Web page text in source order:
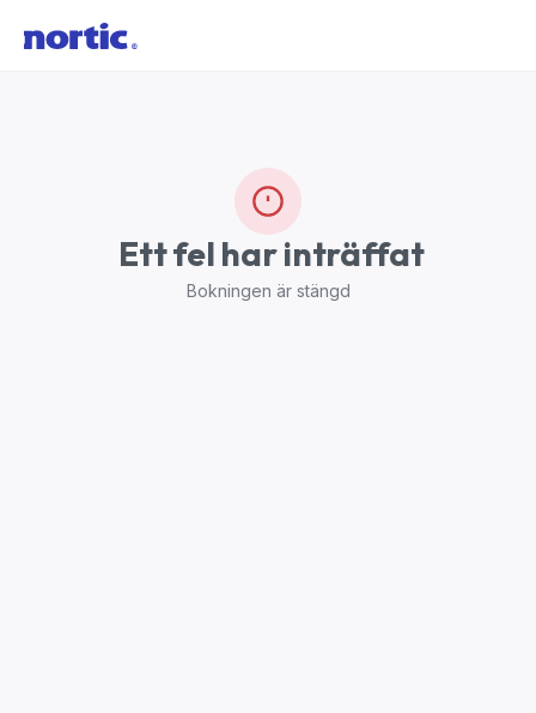
Ett fel har inträffat
Bokningen är stängd